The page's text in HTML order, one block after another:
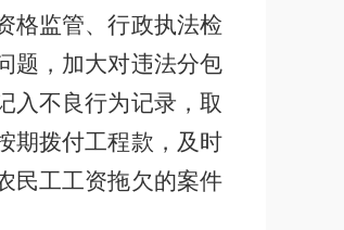
格监管、行政执法检
题，加大对违法分包
入不良行为记录，取
期拨付工程款，及时
民工工资拖欠的案件